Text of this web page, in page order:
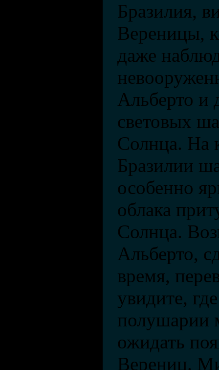
Бразилия,
Вереницы,
даже
Альберто и
световых
Солнца. На
Бразилии
особенно
облака
Солнца.
Альберто,
время,
увидите,
полушарии
ожидать
Верениц.